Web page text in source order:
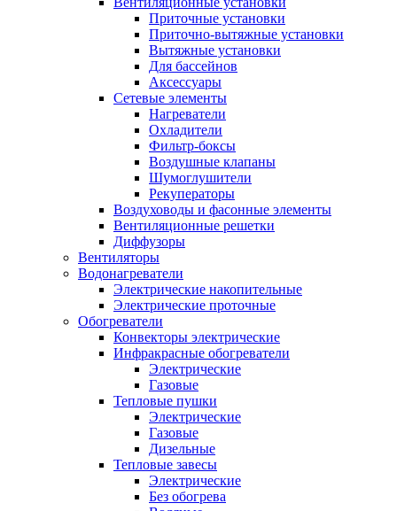
Приточные установки
Приточно-вытяжные установки
Вытяжные установки
Для бассейнов
Аксессуары
Сетевые элементы
Нагреватели
Охладители
Фильтр-боксы
Воздушные клапаны
Шумоглушители
Рекуператоры
Воздуховоды и фасонные элементы
Вентиляционные решетки
Диффузоры
Вентиляторы
Водонагреватели
Электрические накопительные
Электрические проточные
Обогреватели
Конвекторы электрические
Инфракрасные обогреватели
Электрические
Газовые
Тепловые пушки
Электрические
Газовые
Дизельные
Тепловые завесы
Электрические
Без обогрева